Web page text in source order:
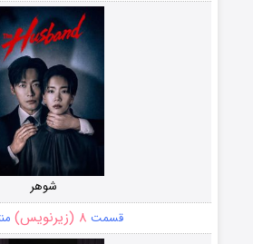
شوهر
قسمت ۸ (زیرنویس)